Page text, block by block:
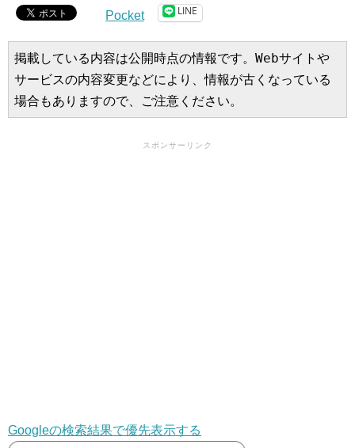
Pocket LINE
掲載している内容は公開時点の情報です。Webサイトや
サービスの内容変更などにより、情報が古くなっている
場合もありますので、ご注意ください。
スポンサーリンク
Googleの検索結果で優先表示する